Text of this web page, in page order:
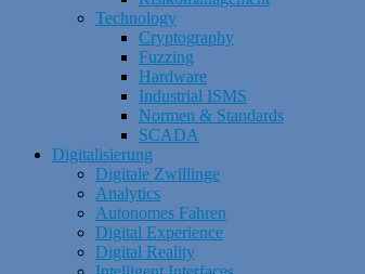
Technology
Cryptography
Fuzzing
Hardware
Industrial ISMS
Normen & Standards
SCADA
Digitalisierung
Digitale Zwillinge
Analytics
Autonomes Fahren
Digital Experience
Digital Reality